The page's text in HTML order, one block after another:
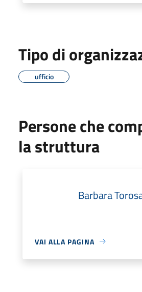
Tipo di
ufficio
Persone che
la struttura
Barbara
VAI ALLA PAGINA